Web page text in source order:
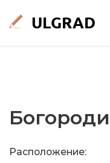
Расположение: